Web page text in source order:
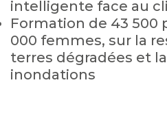
intelligente face au
Formation de 43 500
000 femmes, sur la
terres dégradées et
inondations